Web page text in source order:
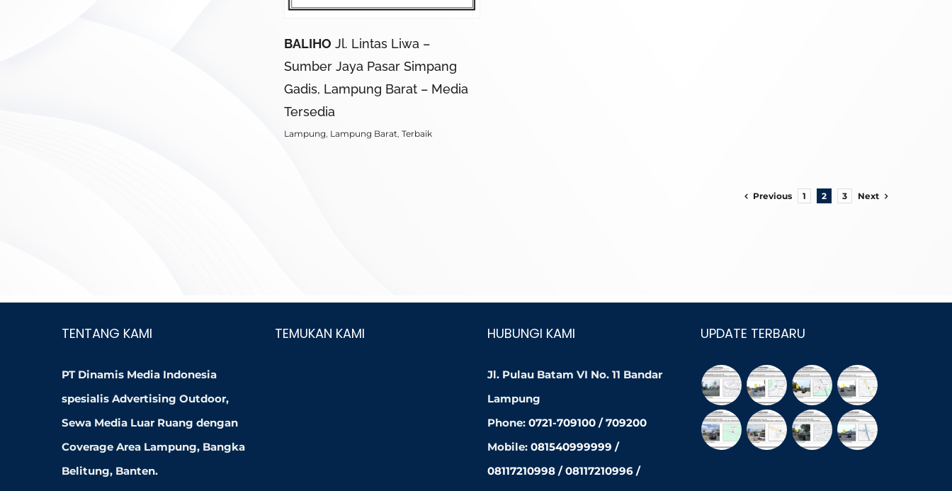
BALIHO Jl. Lintas Liwa –
Sumber Jaya Pasar Simpang
Gadis, Lampung Barat – Media
Tersedia
Lampung Lampung Barat Terbaik
Previous 1 2 3 Next
TENTANG KAMI
PT Dinamis Media Indonesia
spesialis Advertising Outdoor,
Sewa Media Luar Ruang dengan
Coverage Area Lampung, Bangka
Belitung, Banten.
TEMUKAN KAMI HUBUNGI KAMI
Jl. Pulau Batam VI No. 11 Bandar
Lampung
Phone: 0721-709100 / 709200
Mobile: 081540999999 /
08117210998 / 08117210996 /
UPDATE TERBARU